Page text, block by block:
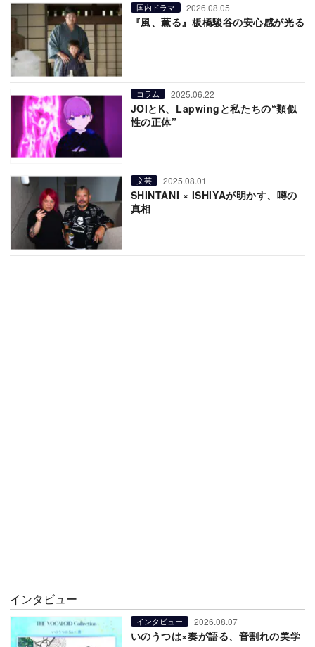
国内ドラマ 2026.08.05
『風、薫る』板橋駿谷の安心感が光る
コラム 2025.06.22
JOIとK、Lapwingと私たちの“類似
性の正体”
文芸 2025.08.01
SHINTANI × ISHIYAが明かす、噂の
真相
インタビュー
インタビュー 2026.08.07
いのうつは×奏が語る、音割れの美学